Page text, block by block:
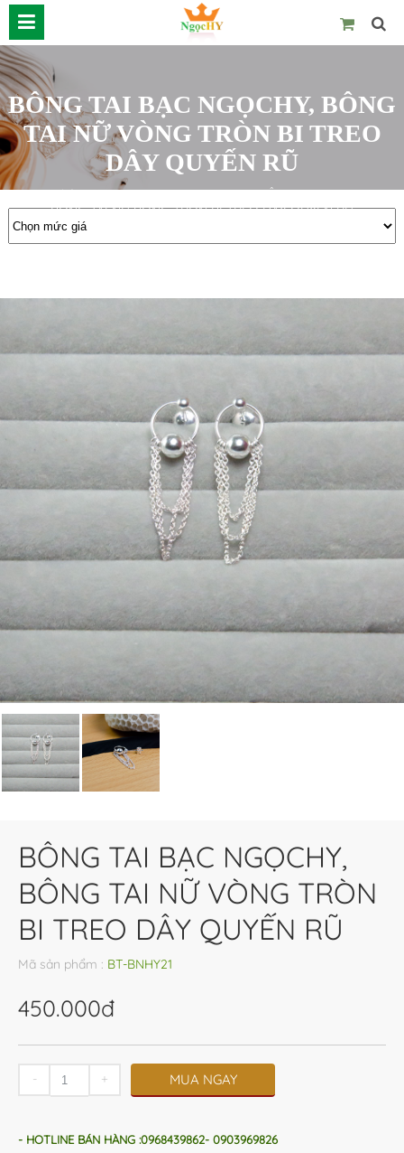
BÔNG TAI BẠC NGỌCHY, BÔNG
TAI NỮ VÒNG TRÒN BI TREO
DÂY QUYẾN RŨ
Trang chủ Bông tai Bạc NgọcHY
BÔNG TAI BẠC NGỌCHY,
BÔNG TAI NỮ VÒNG TRÒN BI TREO DÂY QUYẾN RŨ
BÔNG TAI BẠC NGỌCHY,
BÔNG TAI NỮ VÒNG TRÒN
BI TREO DÂY QUYẾN RŨ
Mã sản phẩm : BT-BNHY21
450.000đ
- + MUA NGAY
- HOTLINE BÁN HÀNG :0968439862- 0903969826